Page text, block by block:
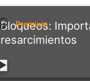
Bloqueos:
resarcimientos